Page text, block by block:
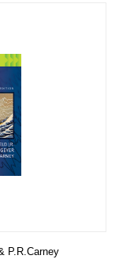
P.R.Carney